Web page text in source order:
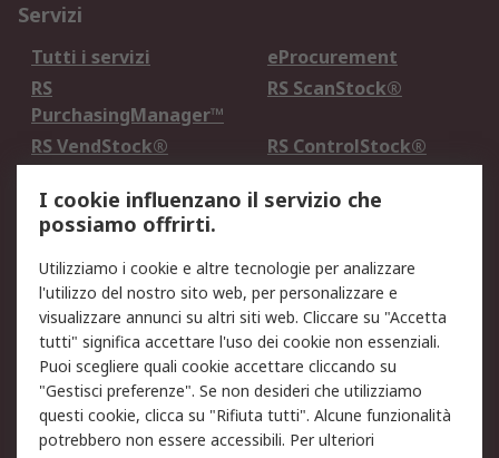
Servizi
Tutti i servizi
eProcurement
RS
PurchasingManager™
RS ScanStock®
RS VendStock®
RS ControlStock®
Legale
Informativa Cookie
Informativa Privacy -
Aggiornata
Email Security
Termini d'uso
Condizioni di vendita
Condizioni generali di
servizio
Etica e responsabilità
I cookie influenzano il servizio che
possiamo offrirti.
Utilizziamo i cookie e altre tecnologie per analizzare
l'utilizzo del nostro sito web, per personalizzare e
visualizzare annunci su altri siti web. Cliccare su "Accetta
tutti" significa accettare l'uso dei cookie non essenziali.
Puoi scegliere quali cookie accettare cliccando su
"Gestisci preferenze". Se non desideri che utilizziamo
questi cookie, clicca su "Rifiuta tutti". Alcune funzionalità
potrebbero non essere accessibili. Per ulteriori